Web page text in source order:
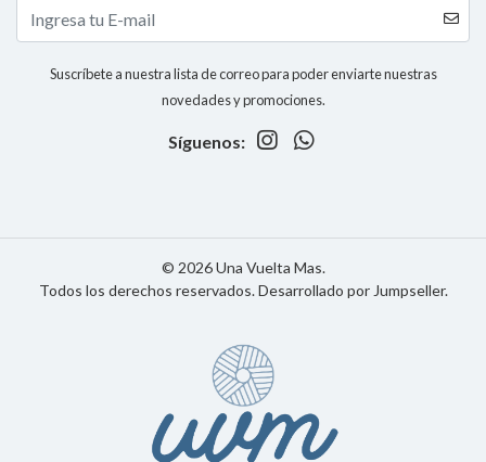
Suscríbete a nuestra lista de correo para poder enviarte nuestras
novedades y promociones.
Síguenos:
© 2026 Una Vuelta Mas.
Todos los derechos reservados.Desarrollado por Jumpseller.